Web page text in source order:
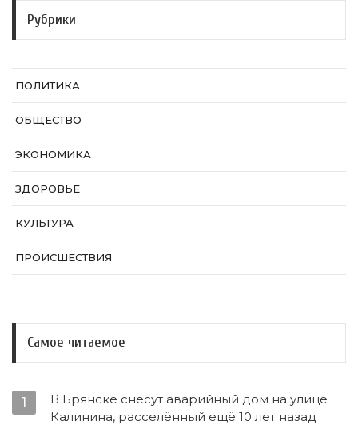
Рубрики
ПОЛИТИКА
ОБЩЕСТВО
ЭКОНОМИКА
ЗДОРОВЬЕ
КУЛЬТУРА
ПРОИСШЕСТВИЯ
Самое читаемое
1
В Брянске снесут аварийный дом на улице
Калинина, расселённый ещё 10 лет назад